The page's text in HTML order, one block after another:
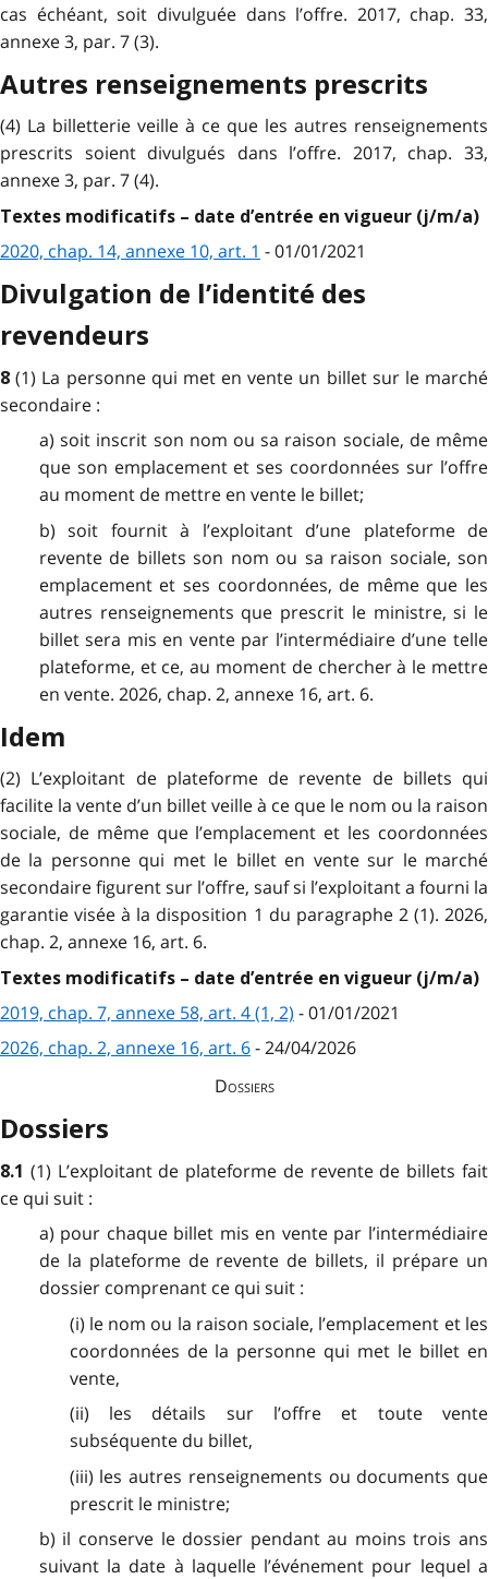
cas échéant, soit divulguée dans l’offre. 2017, chap. 33,
annexe 3, par. 7 (3).
Autres renseignements prescrits
(4) La billetterie veille à ce que les autres renseignements
prescrits soient divulgués dans l’offre. 2017, chap. 33,
annexe 3, par. 7 (4).
Textes modificatifs – date d’entrée en vigueur (j/m/a)
2020, chap. 14, annexe 10, art. 1 - 01/01/2021
Divulgation de l’identité des
revendeurs
8(1) La personne qui met en vente un billet sur le marché
secondaire :
a) soit inscrit son nom ou sa raison sociale, de même
que son emplacement et ses coordonnées sur l’offre
au moment de mettre en vente le billet;
b) soit fournit à l’exploitant d’une plateforme de
revente de billets son nom ou sa raison sociale, son
emplacement et ses coordonnées, de même que les
autres renseignements que prescrit le ministre, si le
billet sera mis en vente par l’intermédiaire d’une telle
plateforme, et ce, au moment de chercher à le mettre
en vente. 2026, chap. 2, annexe 16, art. 6.
Idem
(2) L’exploitant de plateforme de revente de billets qui
facilite la vente d’un billet veille à ce que le nom ou la raison
sociale, de même que l’emplacement et les coordonnées
de la personne qui met le billet en vente sur le marché
secondaire figurent sur l’offre, sauf si l’exploitant a fourni la
garantie visée à la disposition 1 du paragraphe 2 (1). 2026,
chap. 2, annexe 16, art. 6.
Textes modificatifs – date d’entrée en vigueur (j/m/a)
2019, chap. 7, annexe 58, art. 4 (1, 2) - 01/01/2021
2026, chap. 2, annexe 16, art. 6- 24/04/2026
Dossiers
Dossiers
8.1 (1) L’exploitant de plateforme de revente de billets fait
ce qui suit :
a) pour chaque billet mis en vente par l’intermédiaire
de la plateforme de revente de billets, il prépare un
dossier comprenant ce qui suit :
(i) le nom ou la raison sociale, l’emplacement et les
coordonnées de la personne qui met le billet en
vente,
(ii) les détails sur l’offre et toute vente
subséquente du billet,
(iii) les autres renseignements ou documents que
prescrit le ministre;
b) il conserve le dossier pendant au moins trois ans
suivant la date à laquelle l’événement pour lequel a